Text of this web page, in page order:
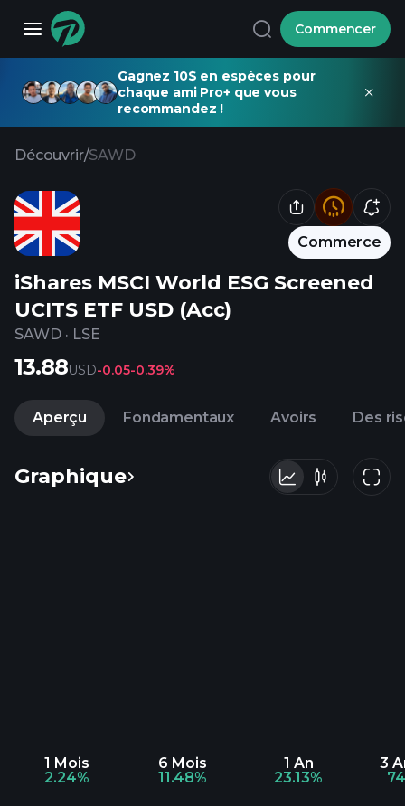
Commencer
Gagnez 10$ en espèces pour
chaque ami Pro+ que vous
recommandez !
Découvrir/SAWD
Commerce
iShares MSCI World ESG Screened
UCITS ETF USD (Acc)
SAWD · LSE
13.88USD-0.05-0.39%
Aperçu Fondamentaux Avoirs Des
Graphique
1 Mois
2.24%
6 Mois
11.48%
1 An
23.13%
3